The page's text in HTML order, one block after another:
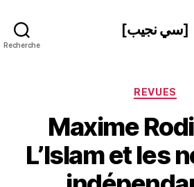
Recherche
[سي نجيب]
REVUES
Maxime
L’Islam et les a